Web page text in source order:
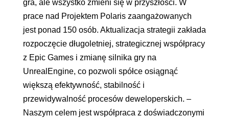
gra, ale wszystko zmieni się w przyszłości. W
prace nad Projektem Polaris zaangażowanych
jest ponad 150 osób. Aktualizacja strategii zakłada
rozpoczęcie długoletniej, strategicznej współpracy
z Epic Games i zmianę silnika gry na
UnrealEngine, co pozwoli spółce osiągnąć
większą efektywność, stabilność i
przewidywalność procesów deweloperskich. –
Naszym celem jest współpraca z doświadczonymi